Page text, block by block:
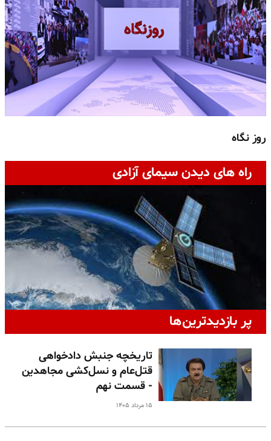
روز نگاه
راه های دیدن سیمای آزادی
پر بازدیدترین‌ها
تاریخچه جنبش دادخواهی
قتل‌عام و نسل‌کشی مجاهدین
- قسمت نهم
۱۵ مرداد ۱۴۰۵